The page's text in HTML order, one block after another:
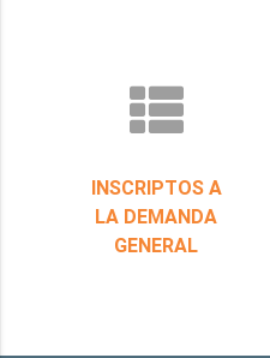
INSCRIPTOS A
LA DEMANDA
GENERAL